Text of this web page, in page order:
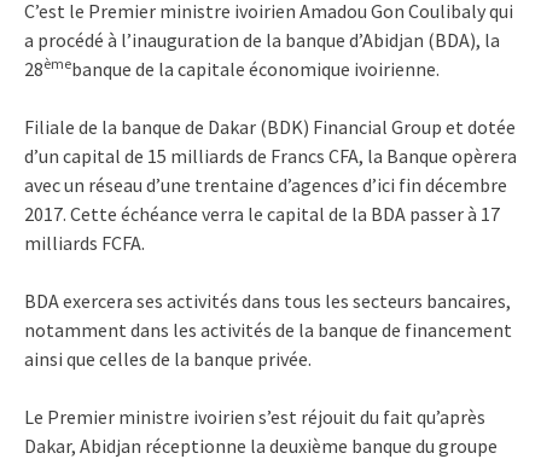
C’est le Premier ministre ivoirien Amadou Gon Coulibaly qui
a procédé à l’inauguration de la banque d’Abidjan (BDA), la
28èmebanque de la capitale économique ivoirienne.
Filiale de la banque de Dakar (BDK) Financial Group et dotée
d’un capital de 15 milliards de Francs CFA, la Banque opèrera
avec un réseau d’une trentaine d’agences d’ici fin décembre
2017. Cette échéance verra le capital de la BDA passer à 17
milliards FCFA.
BDA exercera ses activités dans tous les secteurs bancaires,
notamment dans les activités de la banque de financement
ainsi que celles de la banque privée.
Le Premier ministre ivoirien s’est réjouit du fait qu’après
Dakar, Abidjan réceptionne la deuxième banque du groupe